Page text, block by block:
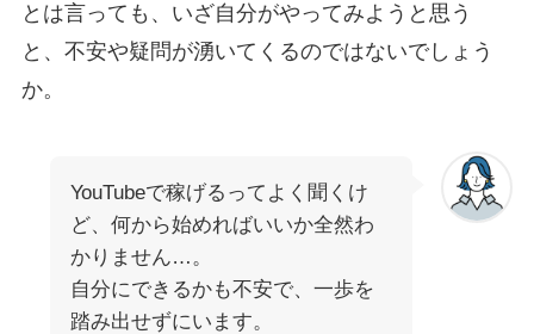
とは言っても、いざ自分がやってみようと思う
と、不安や疑問が湧いてくるのではないでしょう
か。
YouTubeで稼げるってよく聞くけ
ど、何から始めればいいか全然わ
かりません…。
自分にできるかも不安で、一歩を
踏み出せずにいます。